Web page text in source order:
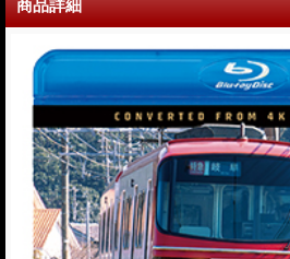
商品詳細